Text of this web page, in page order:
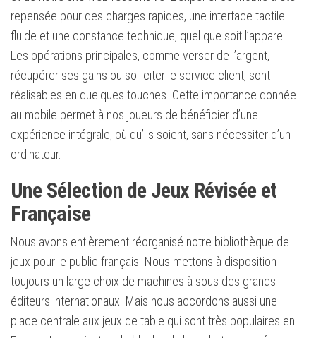
repensée pour des charges rapides, une interface tactile
fluide et une constance technique, quel que soit l’appareil.
Les opérations principales, comme verser de l’argent,
récupérer ses gains ou solliciter le service client, sont
réalisables en quelques touches. Cette importance donnée
au mobile permet à nos joueurs de bénéficier d’une
expérience intégrale, où qu’ils soient, sans nécessiter d’un
ordinateur.
Une Sélection de Jeux Révisée et
Française
Nous avons entièrement réorganisé notre bibliothèque de
jeux pour le public français. Nous mettons à disposition
toujours un large choix de machines à sous des grands
éditeurs internationaux. Mais nous accordons aussi une
place centrale aux jeux de table qui sont très populaires en